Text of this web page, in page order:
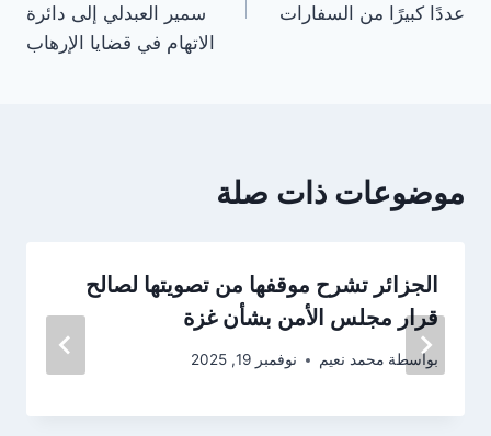
عددًا كبيرًا من السفارات
سمير العبدلي إلى دائرة
الاتهام في قضايا الإرهاب
موضوعات ذات صلة
الجزائر تشرح موقفها من تصويتها لصالح
قرار مجلس الأمن بشأن غزة
بواسطة محمد نعيم نوفمبر 19, 2025